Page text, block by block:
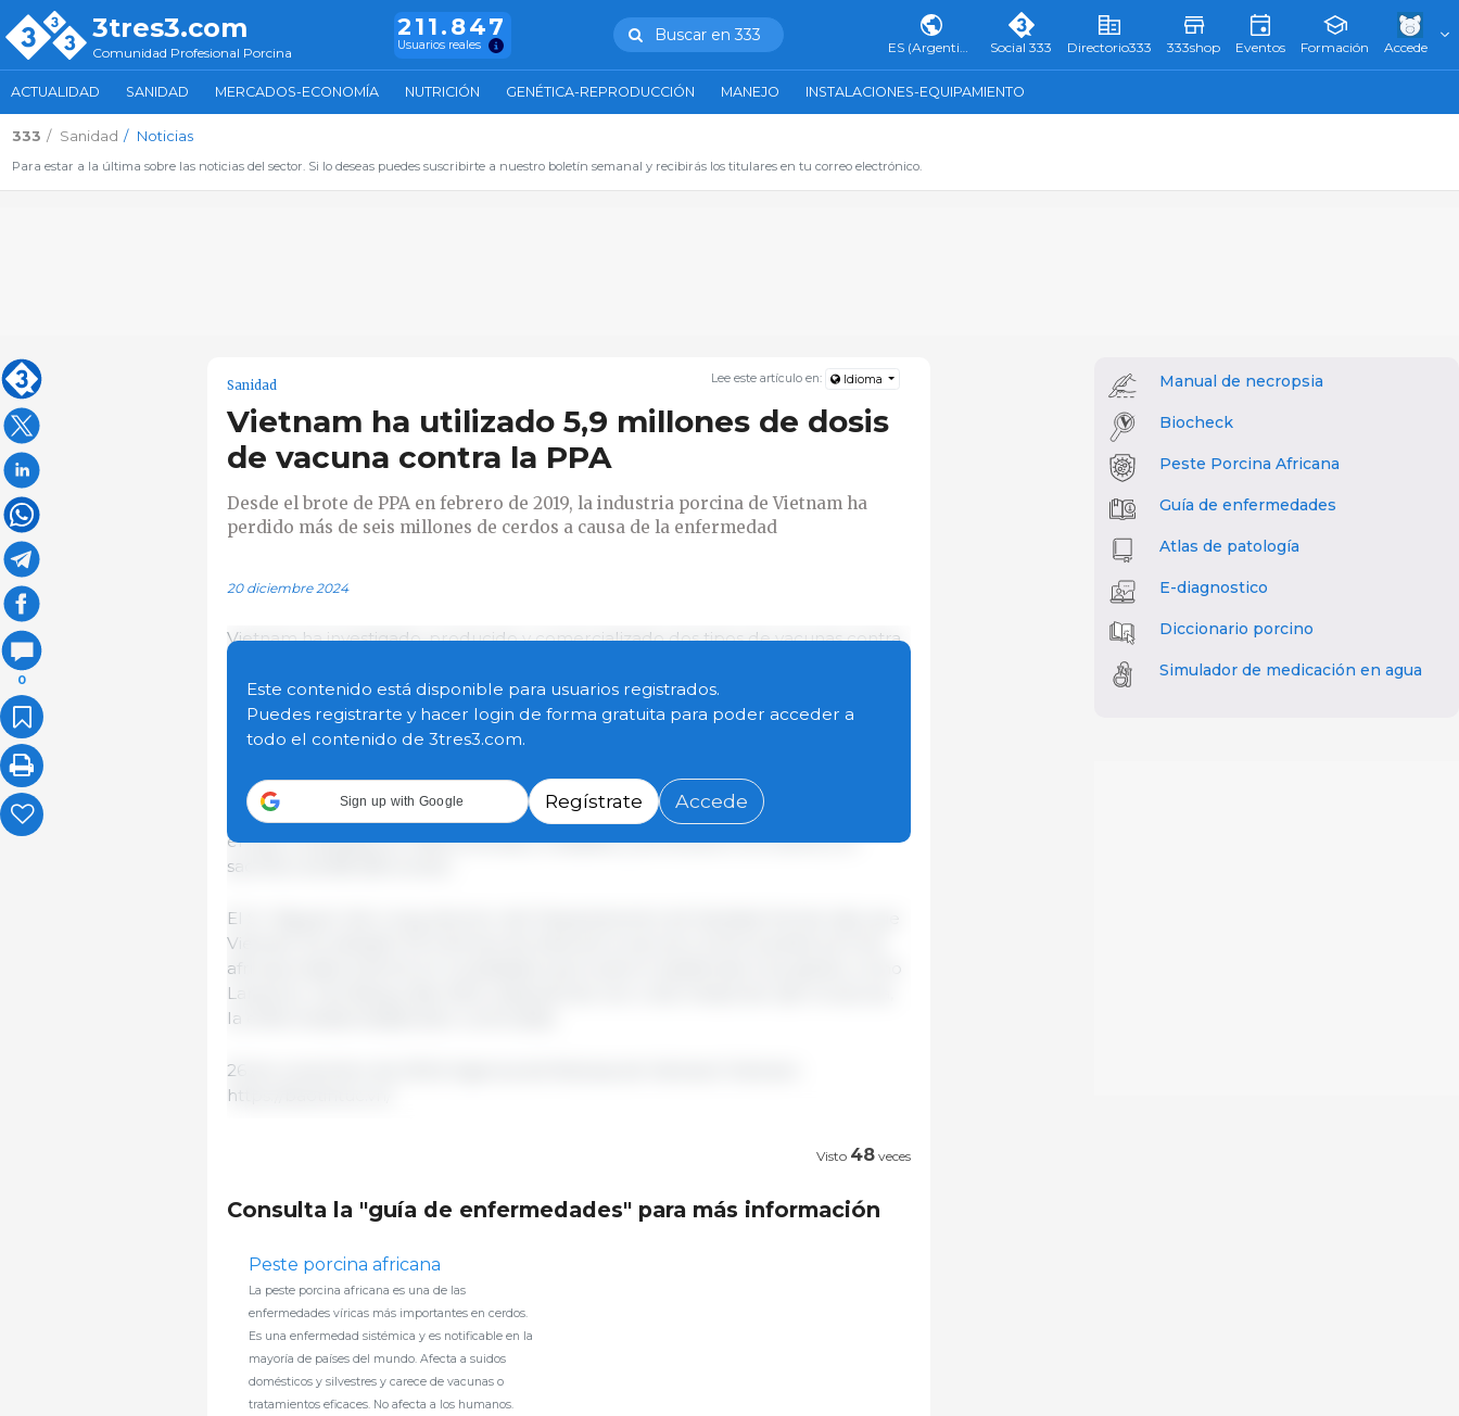
3tres3.com
Comunidad Profesional Porcina
211.847
Usuarios reales
Buscar en 333
ES (Argentina) Social 333 Directorio333 333shop Eventos Formación Accede
ACTUALIDAD SANIDAD MERCADOS-ECONOMÍA NUTRICIÓN GENÉTICA-REPRODUCCIÓN MANEJO INSTALACIONES-EQUIPAMIENTO
333 Sanidad Noticias
Para estar a la última sobre las noticias del sector. Si lo deseas puedes suscribirte a nuestro boletín semanal y recibirás los titulares en tu correo electrónico.
0
Lee este artículo en: Idioma
Sanidad
Vietnam ha utilizado 5,9 millones de dosis
de vacuna contra la PPA
Desde el brote de PPA en febrero de 2019, la industria porcina de Vietnam ha
perdido más de seis millones de cerdos a causa de la enfermedad
20 diciembre 2024
Vietnam ha investigado, producido y comercializado dos tipos de vacunas contra
Actualmente, OMSA y FAO están coordinando con Vietnam la evaluación del uso
de vacunas en todo Vietnam y en países de la región como Filipinas.
perdido más de seis millones de cerdos a causa de la enfermedad. Desde
principios de 2024 hasta el 25 de noviembre, se produjeron 1538 brotes en todo
el país, localizados en 48 provincias y ciudades, y provocaron la muerte y el
sacrificio de 88 258 cerdos.
El Sr. Nguyen Van Long, director del Departamento de Sanidad Animal, dijo que
Vietnam ha utilizado 5,9 millones de dosis de la vacuna contra la peste porcina
africana hasta la fecha. En localidades que tuvieron epidemias muy graves, como
Lang Son, Cao Bang y Bac Ninh, después de uno o dos meses de usar la vacuna,
la enfermedad estaba bien controlada.
26 de noviembre de 2024/ Agencia de Noticias de Vietnam/ Vietnam.
https://baotintuc.vn/
Este contenido está disponible para usuarios registrados.
Puedes registrarte y hacer login de forma gratuita para poder acceder a
todo el contenido de 3tres3.com.
Sign up with Google Regístrate Accede
Visto 48 veces
Consulta la "guía de enfermedades" para más información
Peste porcina africana
La peste porcina africana es una de las
enfermedades víricas más importantes en cerdos.
Es una enfermedad sistémica y es notificable en la
mayoría de países del mundo. Afecta a suidos
domésticos y silvestres y carece de vacunas o
tratamientos eficaces. No afecta a los humanos.
Manual de necropsia
Biocheck
Peste Porcina Africana
Guía de enfermedades
Atlas de patología
E-diagnostico
Diccionario porcino
Simulador de medicación en agua